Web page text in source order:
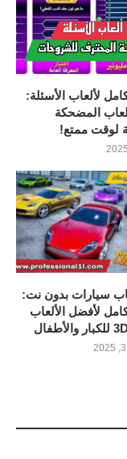
لألعاب الأسئلة:
المضحكة
لوقت ممتع!
سيارات بدون نت:
لأفضل الألعاب